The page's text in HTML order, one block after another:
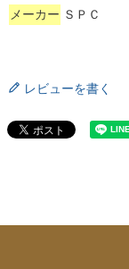
メーカー ＳＰＣ
レビューを書く